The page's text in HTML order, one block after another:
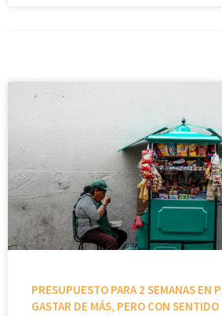
PRESUPUESTO PARA 2 SEMANAS EN
GASTAR DE MÁS, PERO CON SENTIDO